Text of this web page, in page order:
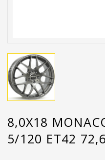
8,0X18
5/120 ET42 72,6